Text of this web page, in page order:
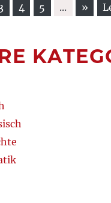
4 5 ... »